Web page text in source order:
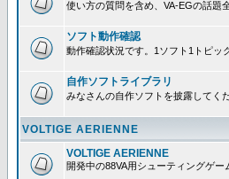
使い方の質問を含め、VA-EGの話題全
ソフト動作確認
動作確認状況です。1ソフト1トピッ
自作ソフトライブラリ
みなさんの自作ソフトを披露してく
VOLTIGE AERIENNE
VOLTIGE AERIENNE
開発中の88VA用シューティングゲ